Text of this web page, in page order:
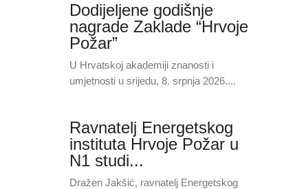
Dodijeljene godišnje
nagrade Zaklade “Hrvoje
Požar”
U Hrvatskoj akademiji znanosti i
umjetnosti u srijedu, 8. srpnja 2026....
Ravnatelj Energetskog
instituta Hrvoje Požar u
N1 studi...
Dražen Jakšić, ravnatelj Energetskog